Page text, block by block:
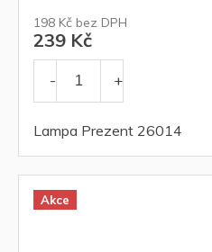
198 Kč bez DPH
239 Kč
Lampa Prezent 26014
Akce